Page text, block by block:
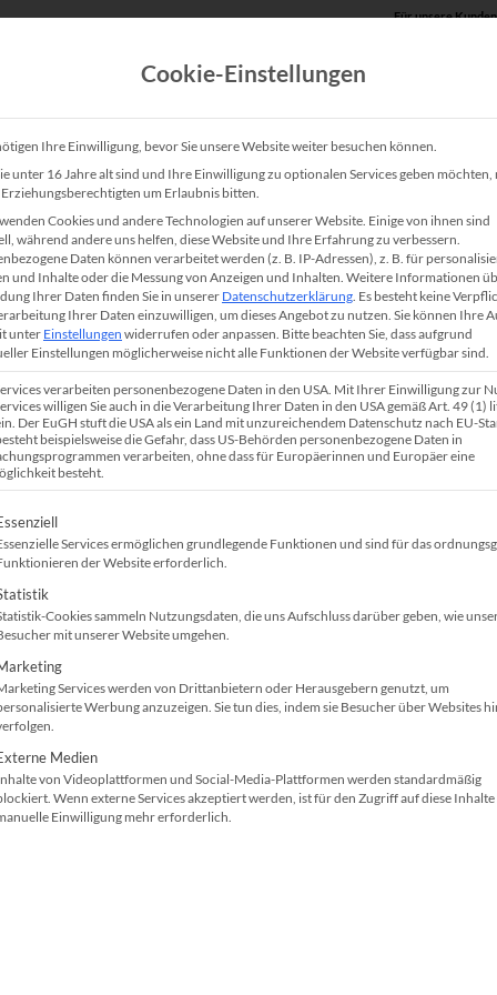
Für unsere
Produkte Unsere Lösungen
steckt im Kopierer?
Lösungen und Prävention
häufig unterschätzter Störfall im Büroalltag. Dies
Fremdkörper kann schnell zu Papierstau,
Schäden am Bürodrucker, Kopierer oder
Sie, warum das Problem entsteht, wie Sie
vermeiden lassen.
Drucker/MFP entfernen
Cookie-Einstellungen
Ihre Einwilligung, bevor Sie unsere Website weiter besuchen können.
unter 16 Jahre alt sind und Ihre Einwilligung zu optionalen Services geben möchten,
Erziehungsberechtigten um Erlaubnis bitten.
Cookies und andere Technologien auf unserer Website. Einige von ihnen sind
während andere uns helfen, diese Website und Ihre Erfahrung zu verbessern.
Daten können verarbeitet werden (z. B. IP-Adressen), z. B. für
und Inhalte oder die Messung von Anzeigen und Inhalten. Weitere Informationen
Ihrer Daten finden Sie in unserer Datenschutzerklärung. Es besteht keine
Ihrer Daten einzuwilligen, um dieses Angebot zu nutzen. Sie können Ihre
unterEinstellungen widerrufen oder anpassen. Bitte beachten Sie, dass aufgrund
Einstellungen möglicherweise nicht alle Funktionen der Website verfügbar sind.
verarbeiten personenbezogene Daten in den USA. Mit Ihrer Einwilligung zur
willigen Sie auch in die Verarbeitung Ihrer Daten in den USA gemäß Art. 49 (1)
Der EuGH stuft die USA als ein Land mit unzureichendem Datenschutz nach EU-
beispielsweise die Gefahr, dass US-Behörden personenbezogene Daten in
verarbeiten, ohne dass für Europäerinnen und Europäer eine
besteht.
eine Liste der Service-Gruppen, für die
Services ermöglichen grundlegende Funktionen und sind für das
der Website erforderlich.
Cookies sammeln Nutzungsdaten, die uns Aufschluss darüber geben, wie
mit unserer Website umgehen.
Services werden von Drittanbietern oder Herausgebern genutzt, um
Werbung anzuzeigen. Sie tun dies, indem sie Besucher über Websites
Medien
von Videoplattformen und Social-Media-Plattformen werden standardmäßig
Wenn externe Services akzeptiert werden, ist für den Zugriff auf diese Inhalte
Einwilligung mehr erforderlich.